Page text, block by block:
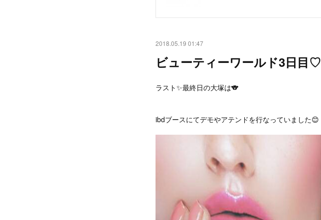
2018.05.19 01:47
ビューティーワールド3日目♡
ラスト✨最終日の大塚は🐨
ibdブースにてデモやアテンドを行なっていました😊